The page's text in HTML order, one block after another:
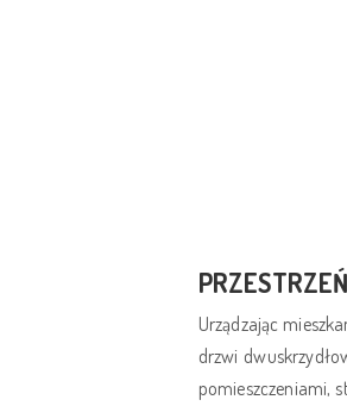
PRZESTRZEŃ
Urządzając
drzwi
pomieszczeniami,